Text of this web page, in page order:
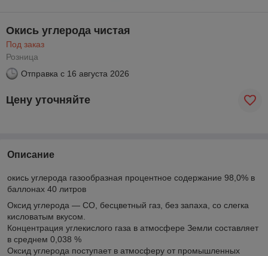
Окись углерода чистая
Под заказ
Розница
Отправка с 16 августа 2026
Цену уточняйте
Описание
окись углерода газообразная процентное содержание 98,0% в
баллонах 40 литров
Оксид углерода — CO, бесцветный газ, без запаха, со слегка
кисловатым вкусом.
Концентрация углекислого газа в атмосфере Земли составляет
в среднем 0,038 %
Оксид углерода поступает в атмосферу от промышленных